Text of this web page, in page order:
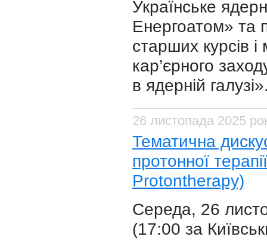
Українське
Енергоатом» та
старших курсів
кар’єрного
в ядерній
26 листопада 2025
Тематична
протонної
Protontherapy)
Середа, 26
(17:00 за